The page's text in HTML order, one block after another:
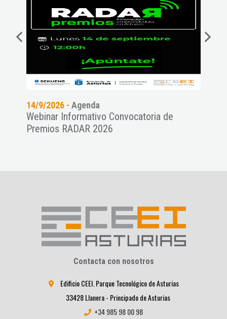
14/9/2026 -Agenda
Webinar Informativo Convocatoria de
Premios RADAR 2026
Contacta con nosotros
Edificio CEEI. Parque Tecnológico de Asturias
33428 Llanera - Principado de Asturias
+34 985 98 00 98